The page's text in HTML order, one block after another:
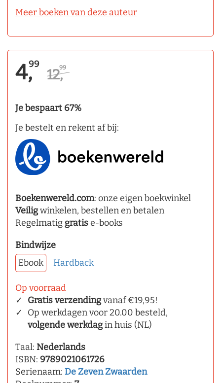
Meer boeken van deze auteur
4,99
12,99
Je bespaart 67%
Je bestelt en rekent af bij:
Boekenwereld.com: onze eigen boekwinkel
Veiligwinkelen, bestellen en betalen
Regelmatiggratise-books
Bindwijze
Ebook
Hardback
Op voorraad
Gratis verzendingvanaf €19,95!
Op werkdagen voor 20.00 besteld,
volgende werkdagin huis (NL)
Taal: Nederlands
ISBN: 9789021061726
Serienaam: De Zeven Zwaarden